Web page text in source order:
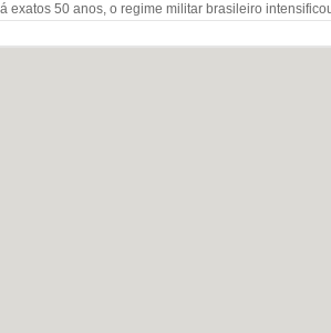
exatos 50 anos, o regime militar brasileiro